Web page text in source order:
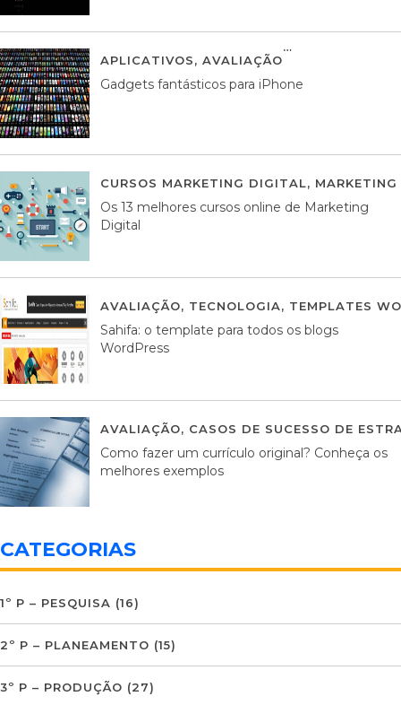
APLICATIVOS, AVALIAÇÃO
Gadgets fantásticos para iPhone
CURSOS MARKETING DIGITAL,
Os 13 melhores cursos online de Marketing
Digital
AVALIAÇÃO, TECNOLOGIA, TEMPLATES
Sahifa: o template para todos os blogs
WordPress
AVALIAÇÃO, CASOS DE SUCESSO DE
Como fazer um currículo original? Conheça os
melhores exemplos
CATEGORIAS
1º P – PESQUISA (16)
2º P – PLANEAMENTO (15)
3º P – PRODUÇÃO (27)